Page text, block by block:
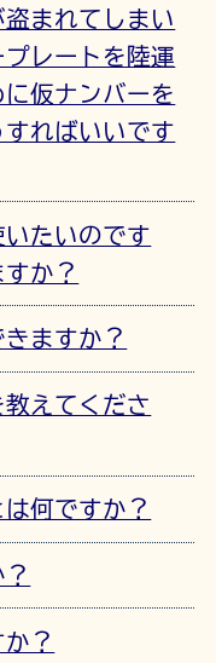
まれてしまい
レートを陸運
仮ナンバーを
ればいいです
たいのです
か？
ますか？
えてくださ
何ですか？
？